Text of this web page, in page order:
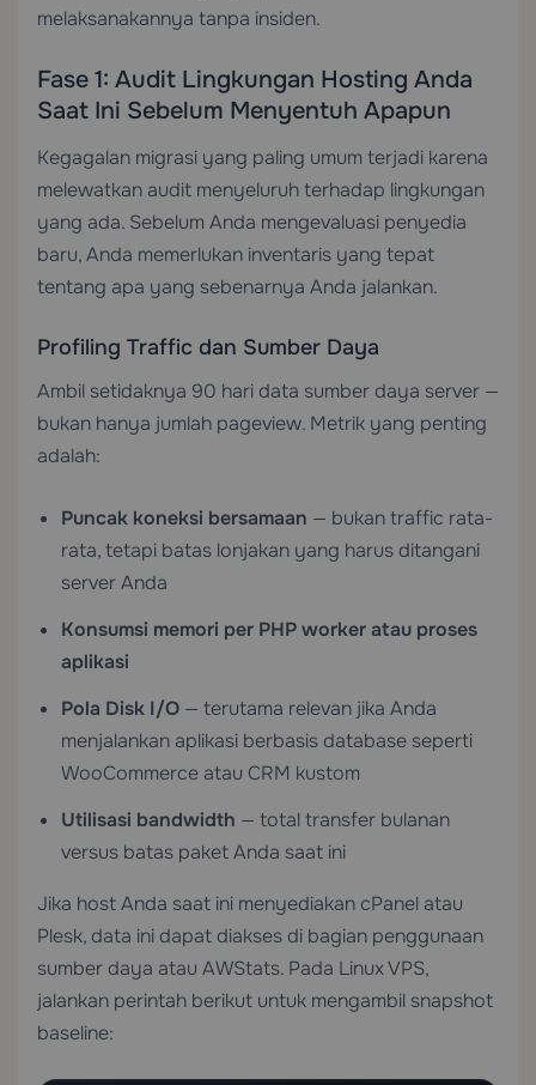
melaksanakannya tanpa insiden.
Fase 1: Audit Lingkungan Hosting Anda
Saat Ini Sebelum Menyentuh Apapun
Kegagalan migrasi yang paling umum terjadi karena
melewatkan audit menyeluruh terhadap lingkungan
yang ada. Sebelum Anda mengevaluasi penyedia
baru, Anda memerlukan inventaris yang tepat
tentang apa yang sebenarnya Anda jalankan.
Profiling Traffic dan Sumber Daya
Ambil setidaknya 90 hari data sumber daya server —
bukan hanya jumlah pageview. Metrik yang penting
adalah:
Puncak koneksi bersamaan — bukan traffic rata-
rata, tetapi batas lonjakan yang harus ditangani
server Anda
Konsumsi memori per PHP worker atau proses
aplikasi
Pola Disk I/O — terutama relevan jika Anda
menjalankan aplikasi berbasis database seperti
WooCommerce atau CRM kustom
Utilisasi bandwidth — total transfer bulanan
versus batas paket Anda saat ini
Jika host Anda saat ini menyediakan cPanel atau
Plesk, data ini dapat diakses di bagian penggunaan
sumber daya atau AWStats. Pada Linux VPS,
jalankan perintah berikut untuk mengambil snapshot
baseline: